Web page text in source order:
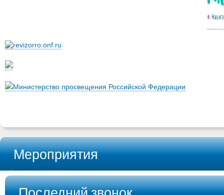
Министерство просвещения Российской Федерации
Мероприятия